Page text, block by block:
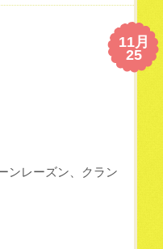
11月
25
ンレーズン、クラン